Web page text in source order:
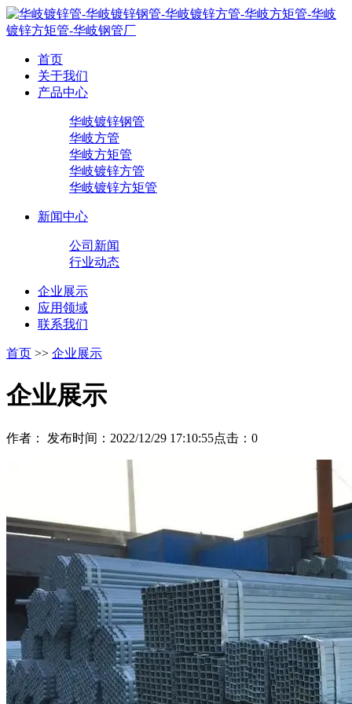
首页
关于我们
产品中心
华岐镀锌钢管
华岐方管
华岐方矩管
华岐镀锌方管
华岐镀锌方矩管
新闻中心
公司新闻
行业动态
企业展示
应用领域
联系我们
首页 >> 企业展示
企业展示
作者： 发布时间：2022/12/29 17:10:55点击： 0